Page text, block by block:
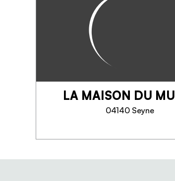
LA MAISON DU
04140 Seyne